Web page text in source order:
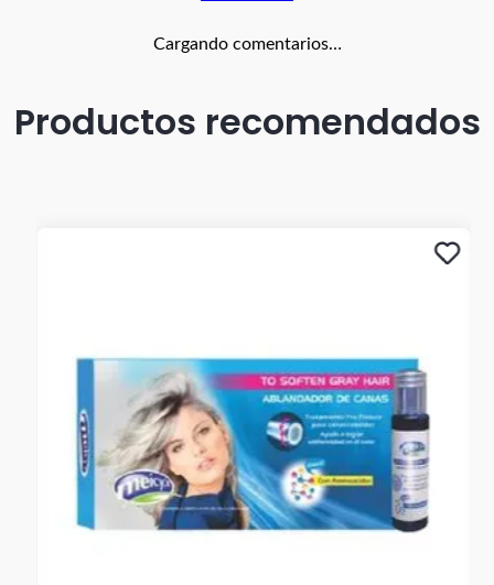
Cargando comentarios…
Productos recomendados